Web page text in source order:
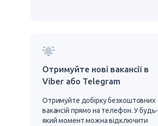
Отримуйте нові вакансії в
Viber або Telegram
Отримуйте добірку безкоштовних
вакансій прямо на телефон. У будь-
який момент можна відключити